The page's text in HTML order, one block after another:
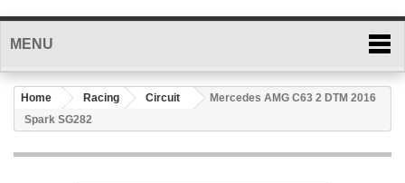
MENU
Home Racing Circuit
Mercedes AMG C63 2 DTM 2016
Spark SG282